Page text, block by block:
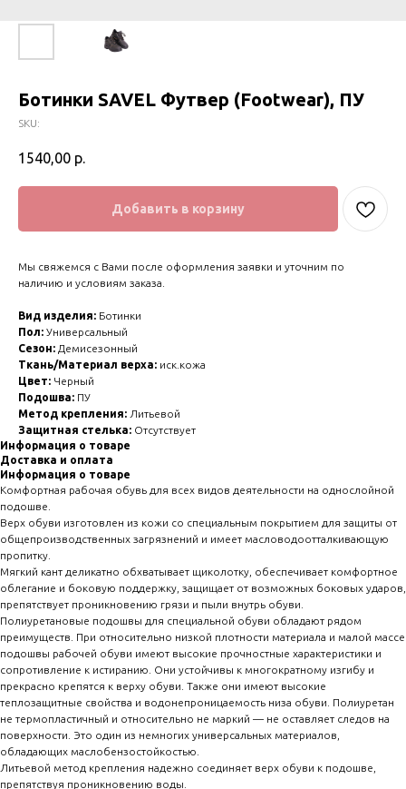
Ботинки SAVEL Футвер (Footwear), ПУ
SKU:
1540,00 р.
Добавить в корзину
Мы свяжемся с Вами после оформления заявки и уточним по
наличию и условиям заказа.
Вид изделия: Ботинки
Пол: Универсальный
Сезон: Демисезонный
Ткань/Материал верха: иск.кожа
Цвет: Черный
Подошва: ПУ
Метод крепления: Литьевой
Защитная стелька: Отсутствует
Информация о товаре
Доставка и оплата
Информация о товаре
Комфортная рабочая обувь для всех видов деятельности на однослойной
подошве.
Верх обуви изготовлен из кожи со специальным покрытием для защиты от
общепроизводственных загрязнений и имеет масловодоотталкивающую
пропитку.
Мягкий кант деликатно обхватывает щиколотку, обеспечивает комфортное
облегание и боковую поддержку, защищает от возможных боковых ударов,
препятствует проникновению грязи и пыли внутрь обуви.
Полиуретановые подошвы для специальной обуви обладают рядом
преимуществ. При относительно низкой плотности материала и малой массе
подошвы рабочей обуви имеют высокие прочностные характеристики и
сопротивление к истиранию. Они устойчивы к многократному изгибу и
прекрасно крепятся к верху обуви. Также они имеют высокие
теплозащитные свойства и водонепроницаемость низа обуви. Полиуретан
не термопластичный и относительно не маркий — не оставляет следов на
поверхности. Это один из немногих универсальных материалов,
обладающих маслобензостойкостью.
Литьевой метод крепления надежно соединяет верх обуви к подошве,
препятствуя проникновению воды.